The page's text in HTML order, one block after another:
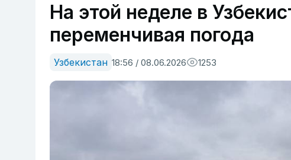
На этой неделе в
переменчивая погода
Узбекистан 18:56 / 08.06.2026 1253